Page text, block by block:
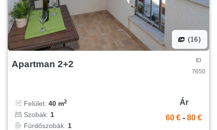
(16)
Apartman 2+2
ID
7650
Felület: 40 m2
Szobák: 1
Fürdőszobák: 1
Ár
60 € - 80 €